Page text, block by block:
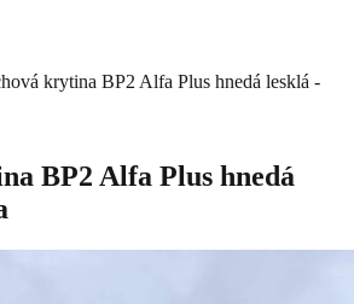
krytina BP2 Alfa Plus hnedá lesklá -
BP2 Alfa Plus hnedá